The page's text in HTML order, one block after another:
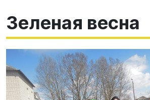
Зеленая весна